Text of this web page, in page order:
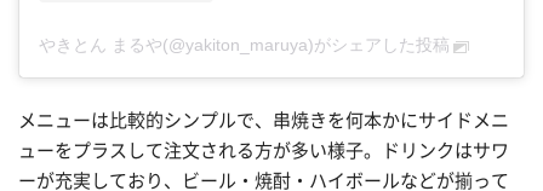
やきとん まるや(@yakiton_maruya)がシェアした投稿
メニューは比較的シンプルで、串焼きを何本かにサイドメニ
ューをプラスして注文される方が多い様子。ドリンクはサワ
ーが充実しており、ビール・焼酎・ハイボールなどが揃って